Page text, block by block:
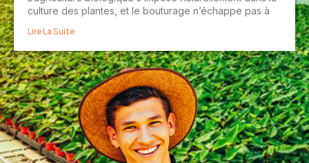
culture des plantes, et le bouturage n’échappe pas à
Lire La Suite